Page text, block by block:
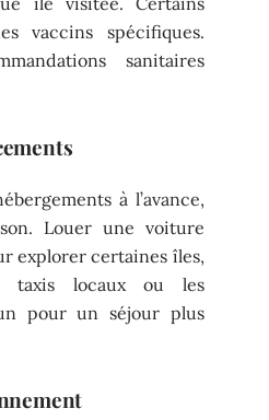
vaccins spécifiques.
sanitaires
à l’avance,
Louer une voiture
explorer certaines îles,
taxis locaux ou les
pour un séjour plus